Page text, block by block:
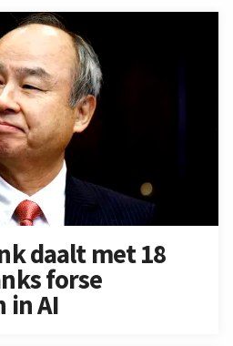
daalt met 18
forse
in AI